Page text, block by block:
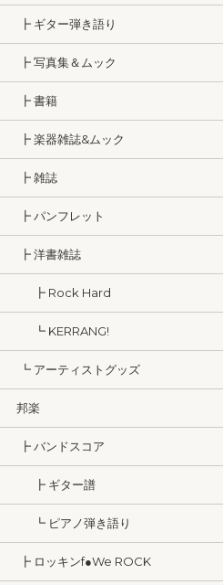
┣ ギター弾き語り
┣ 写真集＆ムック
┣ 書籍
┣ 楽器雑誌&ムック
┣ 雑誌
┣ パンフレット
┣ 洋書雑誌
┣ Rock Hard
┗ KERRANG!
┗ アーティストグッズ
邦楽
┣ バンドスコア
┣ ギター譜
┗ ピアノ弾き語り
┣ ロッキンf●We ROCK